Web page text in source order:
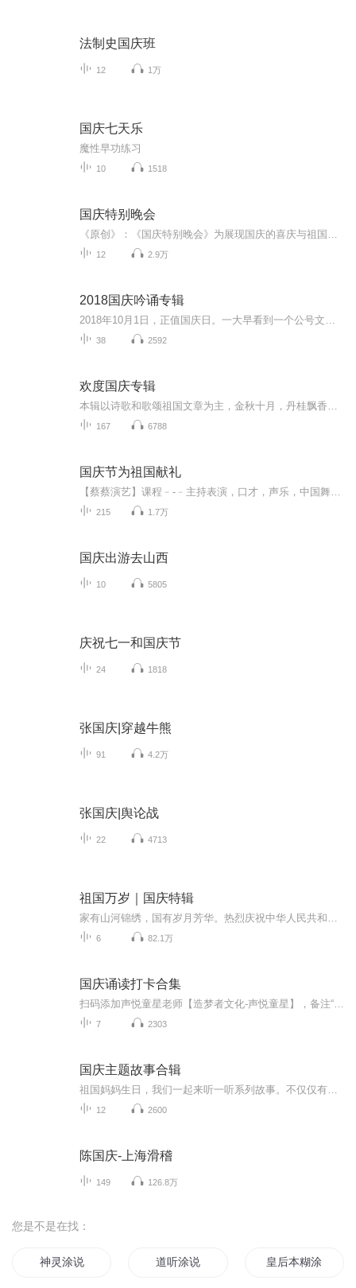
法制史国庆班
12 1万
国庆七天乐
魔性早功练习
10 1518
国庆特别晚会
12 2.9万
2018国庆吟诵专辑
38 2592
欢度国庆专辑
167 6788
国庆节为祖国献礼
215 1.7万
国庆出游去山西
10 5805
庆祝七一和国庆节
24 1818
张国庆|穿越牛熊
91 4.2万
张国庆|舆论战
22 4713
祖国万岁｜国庆特辑
6 82.1万
国庆诵读打卡合集
7 2303
国庆主题故事合辑
12 2600
陈国庆-上海滑稽
149 126.8万
您是不是在找：
神灵涂说 道听涂说 皇后本糊涂